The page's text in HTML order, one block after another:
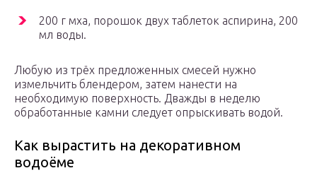
200 г мха, порошок двух таблеток аспирина, 200
мл воды.
Любую из трёх предложенных смесей нужно
измельчить блендером, затем нанести на
необходимую поверхность. Дважды в неделю
обработанные камни следует опрыскивать водой.
Как вырастить на декоративном
водоёме